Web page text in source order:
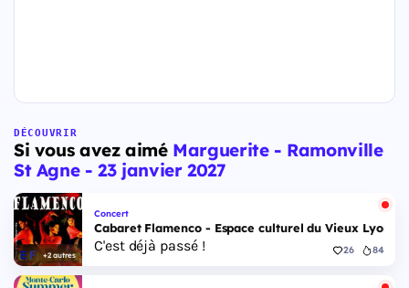
DÉCOUVRIR
Si vous avez aimé Marguerite - Ramonville
St Agne - 23 janvier 2027
+2 autres
Concert
Cabaret Flamenco - Espace culturel du Vieux Lyon -
C'est déjà passé ! 26 84